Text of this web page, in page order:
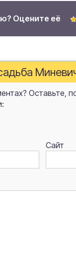
Оцените её
Оставьте,
Сайт